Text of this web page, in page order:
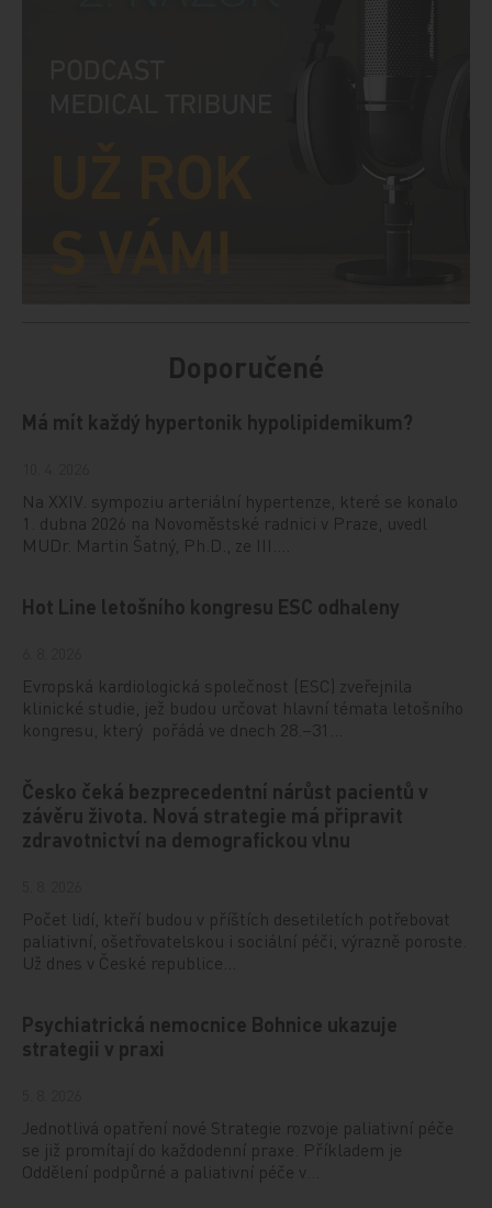
Doporučené
Má mít každý hypertonik hypolipidemikum?
Na XXIV. sympoziu arteriální hypertenze, které se konalo
1. dubna 2026 na Novoměstské radnici v Praze, uvedl
MUDr. Martin Šatný, Ph.D., ze III.…
Hot Line letošního kongresu ESC odhaleny
Evropská kardiologická společnost (ESC) zveřejnila
klinické studie, jež budou určovat hlavní témata letošního
kongresu, který pořádá ve dnech 28.–31…
Česko čeká bezprecedentní nárůst pacientů v
závěru života. Nová strategie má připravit
zdravotnictví na demografickou vlnu
Počet lidí, kteří budou v příštích desetiletích potřebovat
paliativní, ošetřovatelskou i sociální péči, výrazně poroste.
Už dnes v České republice…
Psychiatrická nemocnice Bohnice ukazuje
strategii v praxi
Jednotlivá opatření nové Strategie rozvoje paliativní péče
se již promítají do každodenní praxe. Příkladem je
Oddělení podpůrné a paliativní péče v…